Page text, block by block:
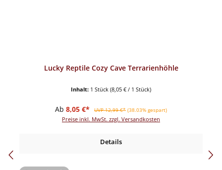
Lucky Reptile Cozy Cave Terrarienhöhle
Inhalt: 1 Stück (8,05 € / 1 Stück)
Verkaufspreis:
Ab 8,05 €* Regulärer Preis:
UVP 12,99 €* (38.03% gespart)
Preise inkl. MwSt. zzgl. Versandkosten
Details